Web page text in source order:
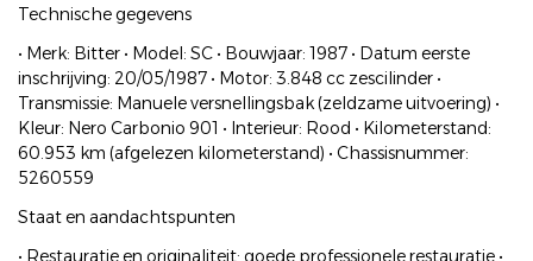
Technische gegevens
• Merk: Bitter • Model: SC • Bouwjaar: 1987 • Datum eerste
inschrijving: 20/05/1987 • Motor: 3.848 cc zescilinder •
Transmissie: Manuele versnellingsbak (zeldzame uitvoering) •
Kleur: Nero Carbonio 901 • Interieur: Rood • Kilometerstand:
60.953 km (afgelezen kilometerstand) • Chassisnummer:
5260559
Staat en aandachtspunten
• Restauratie en originaliteit: goede professionele restauratie •